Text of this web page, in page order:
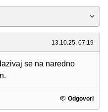
13.10.25. 07:19
se na naredno
Odgovori